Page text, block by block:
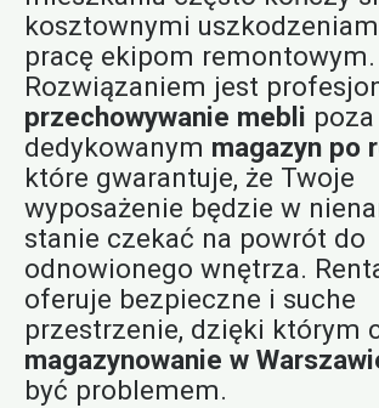
kosztownymi
pracę ekipom remontowym.
Rozwiązaniem jest
przechowywanie mebli
dedykowanym magazyn po
które gwarantuje, że Twoje
wyposażenie będzie w
stanie czekać na powrót do
odnowionego wnętrza.
oferuje bezpieczne i suche
przestrzenie, dzięki którym
magazynowanie w
być problemem.